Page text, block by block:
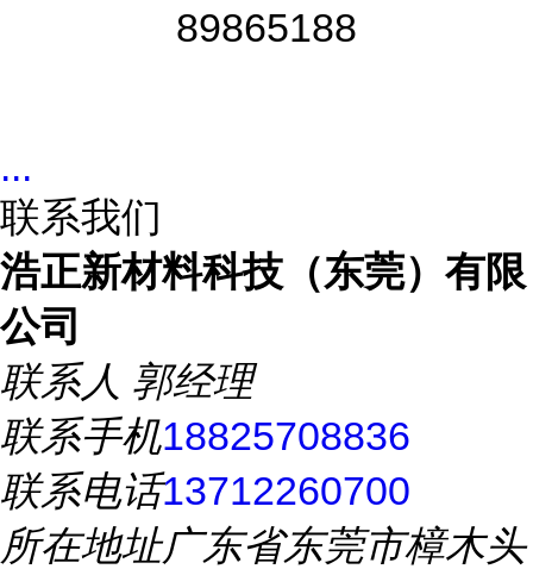
89865188
...
联系我们
浩正新材料科技（东莞）有限
公司
联系人 郭经理
联系手机18825708836
联系电话13712260700
所在地址广东省东莞市樟木头